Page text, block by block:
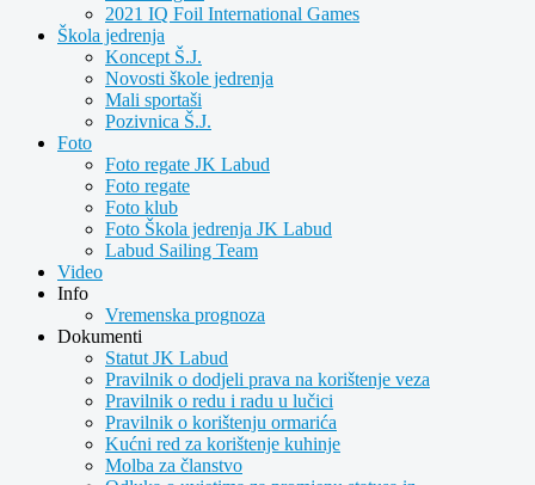
2021 IQ Foil International Games
Škola jedrenja
Koncept Š.J.
Novosti škole jedrenja
Mali sportaši
Pozivnica Š.J.
Foto
Foto regate JK Labud
Foto regate
Foto klub
Foto Škola jedrenja JK Labud
Labud Sailing Team
Video
Info
Vremenska prognoza
Dokumenti
Statut JK Labud
Pravilnik o dodjeli prava na korištenje veza
Pravilnik o redu i radu u lučici
Pravilnik o korištenju ormarića
Kućni red za korištenje kuhinje
Molba za članstvo